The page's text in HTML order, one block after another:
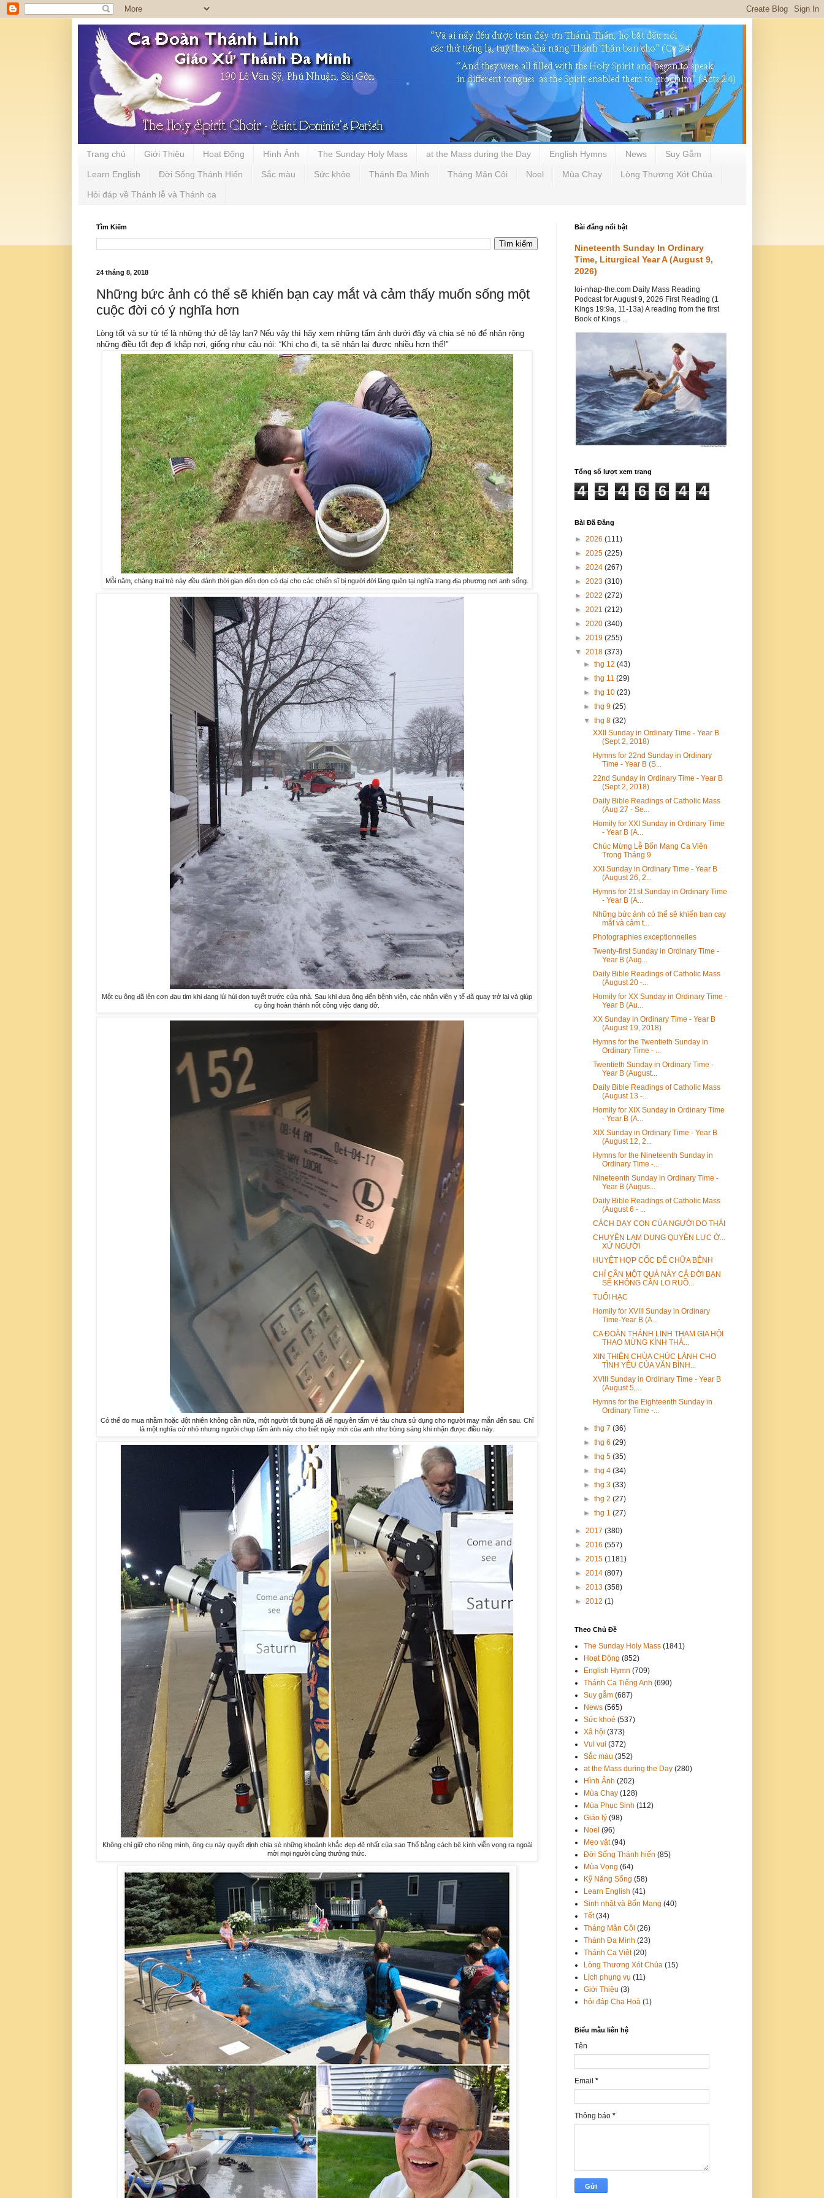
Trang chủ Giới Thiệu Hoạt Động Hình Ảnh The Sunday Holy Mass at the Mass during the Day English Hymns News Suy Gẫm
Learn English Đời Sống Thánh Hiến Sắc màu Sức khỏe Thánh Đa Minh Tháng Mân Côi Noel Mùa Chay Lòng Thương Xót Chúa
Hỏi đáp về Thánh lễ và Thánh ca
Tìm Kiếm
24 tháng 8, 2018
Những bức ảnh có thể sẽ khiến bạn cay mắt và cảm thấy muốn sống một
cuộc đời có ý nghĩa hơn
Lòng tốt và sự tử tế là những thứ dễ lây lan? Nếu vậy thì hãy xem những tấm ảnh dưới đây và chia sẻ nó để nhân rộng
những điều tốt đẹp đi khắp nơi, giống như câu nói: “Khi cho đi, ta sẽ nhận lại được nhiều hơn thế!”
Mỗi năm, chàng trai trẻ này đều dành thời gian đến dọn cỏ dại cho các chiến sĩ bị người đời lãng quên tại nghĩa trang địa phương nơi anh sống.
Một cụ ông đã lên cơn đau tim khi đang lúi húi dọn tuyết trước cửa nhà. Sau khi đưa ông đến bệnh viện, các nhân viên y tế đã quay trở lại và giúp
cụ ông hoàn thành nốt công việc dang dở.
Có thể do mua nhầm hoặc đột nhiên không cần nữa, một người tốt bụng đã để nguyên tấm vé tàu chưa sử dụng cho người may mắn đến sau. Chỉ
là một nghĩa cử nhỏ nhưng người chụp tấm ảnh này cho biết ngày mới của anh như bừng sáng khi nhận được điều này.
Không chỉ giữ cho riêng mình, ông cụ này quyết định chia sẻ những khoảnh khắc đẹp đẽ nhất của sao Thổ bằng cách bê kính viễn vọng ra ngoài
mời mọi người cùng thưởng thức.
Bài đăng nổi bật
Nineteenth Sunday In Ordinary
Time, Liturgical Year A (August 9,
2026)
loi-nhap-the.com Daily Mass Reading
Podcast for August 9, 2026 First Reading (1
Kings 19:9a, 11-13a) A reading from the first
Book of Kings ...
Tổng số lượt xem trang
4 5 4 6 6 4 4
Bài Đã Đăng
► 2026 (111)
► 2025 (225)
► 2024 (267)
► 2023 (310)
► 2022 (272)
► 2021 (212)
► 2020 (340)
► 2019 (255)
▼ 2018 (373)
►thg 12(43)
►thg 11(29)
►thg 10(23)
►thg 9(25)
▼thg 8(32)
XXII Sunday in Ordinary Time - Year B
(Sept 2, 2018)
Hymns for 22nd Sunday in Ordinary
Time - Year B (S...
22nd Sunday in Ordinary Time - Year B
(Sept 2, 2018)
Daily Bible Readings of Catholic Mass
(Aug 27 - Se...
Homily for XXI Sunday in Ordinary Time
- Year B (A...
Chúc Mừng Lễ Bổn Mạng Ca Viên
Trong Tháng 9
XXI Sunday in Ordinary Time - Year B
(August 26, 2...
Hymns for 21st Sunday in Ordinary Time
- Year B (A...
Những bức ảnh có thể sẽ khiến bạn cay
mắt và cảm t...
Photographies exceptionnelles
Twenty-first Sunday in Ordinary Time -
Year B (Aug...
Daily Bible Readings of Catholic Mass
(August 20 -...
Homily for XX Sunday in Ordinary Time -
Year B (Au...
XX Sunday in Ordinary Time - Year B
(August 19, 2018)
Hymns for the Twentieth Sunday in
Ordinary Time - ...
Twentieth Sunday in Ordinary Time -
Year B (August...
Daily Bible Readings of Catholic Mass
(August 13 -...
Homily for XIX Sunday in Ordinary Time
- Year B (A...
XIX Sunday in Ordinary Time - Year B
(August 12, 2...
Hymns for the Nineteenth Sunday in
Ordinary Time -...
Nineteenth Sunday in Ordinary Time -
Year B (Augus...
Daily Bible Readings of Catholic Mass
(August 6 - ...
CÁCH DẠY CON CỦA NGƯỜI DO THÁI
CHUYỆN LẠM DỤNG QUYỀN LỰC Ở...
XỨ NGƯỜI
HUYỆT HỢP CỐC ĐỂ CHỮA BỆNH
CHỈ CẦN MỘT QUẢ NÀY CẢ ĐỜI BẠN
SẼ KHÔNG CẦN LO RUỒ...
TUỔI HẠC
Homily for XVIII Sunday in Ordinary
Time-Year B (A...
CA ĐOÀN THÁNH LINH THAM GIA HỘI
THAO MỪNG KÍNH THÁ...
XIN THIÊN CHÚA CHÚC LÀNH CHO
TÌNH YÊU CỦA VĂN BÌNH...
XVIII Sunday in Ordinary Time - Year B
(August 5,...
Hymns for the Eighteenth Sunday in
Ordinary Time -...
►thg 7(36)
►thg 6(29)
►thg 5(35)
►thg 4(34)
►thg 3(33)
►thg 2(27)
►thg 1(27)
► 2017 (380)
► 2016 (557)
► 2015 (1181)
► 2014 (807)
► 2013 (358)
► 2012 (1)
Theo Chủ Đề
The Sunday Holy Mass (1841)
Hoạt Động (852)
English Hymn (709)
Thánh Ca Tiếng Anh (690)
Suy gẫm (687)
News (565)
Sức khoẻ (537)
Xã hội (373)
Vui vui (372)
Sắc màu (352)
at the Mass during the Day (280)
Hình Ảnh (202)
Mùa Chay (128)
Mùa Phục Sinh (112)
Giáo lý (98)
Noel (96)
Mẹo vặt (94)
Đời Sống Thánh hiến (85)
Mùa Vọng (64)
Kỹ Năng Sống (58)
Learn English (41)
Sinh nhật và Bổn Mạng (40)
Tết (34)
Tháng Mân Côi (26)
Thánh Đa Minh (23)
Thánh Ca Việt (20)
Lòng Thương Xót Chúa (15)
Lịch phụng vụ (11)
Giới Thiệu (3)
hỏi đáp Cha Hoà (1)
Biểu mẫu liên hệ
Tên
Email *
Thông báo *